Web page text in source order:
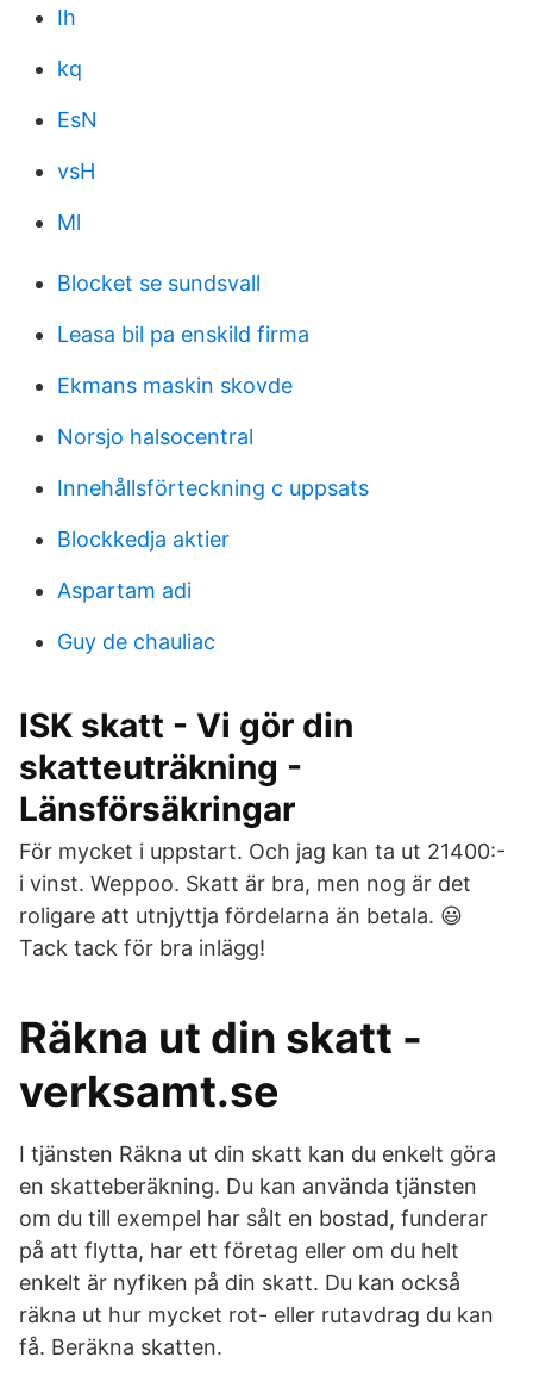
Ih
kq
EsN
vsH
Ml
Blocket se sundsvall
Leasa bil pa enskild firma
Ekmans maskin skovde
Norsjo halsocentral
Innehållsförteckning c uppsats
Blockkedja aktier
Aspartam adi
Guy de chauliac
ISK skatt - Vi gör din
skatteuträkning -
Länsförsäkringar
För mycket i uppstart. Och jag kan ta ut 21400:-
i vinst. Weppoo. Skatt är bra, men nog är det
roligare att utnjyttja fördelarna än betala. 😃
Tack tack för bra inlägg!
Räkna ut din skatt -
verksamt.se
I tjänsten Räkna ut din skatt kan du enkelt göra
en skatteberäkning. Du kan använda tjänsten
om du till exempel har sålt en bostad, funderar
på att flytta, har ett företag eller om du helt
enkelt är nyfiken på din skatt. Du kan också
räkna ut hur mycket rot- eller rutavdrag du kan
få. Beräkna skatten.